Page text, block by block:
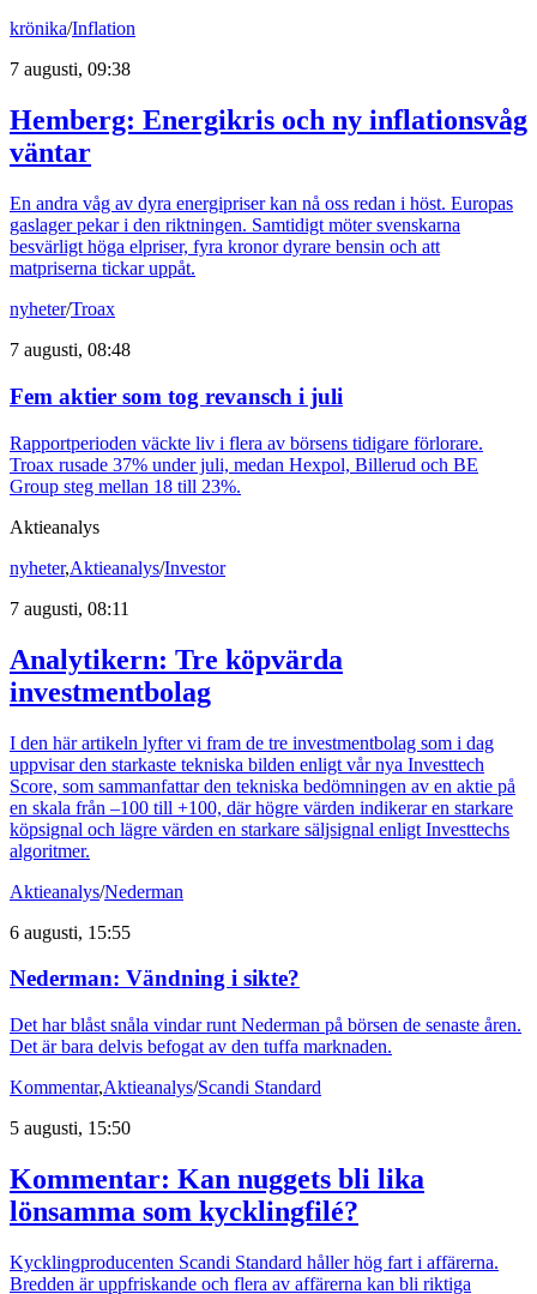
krönika/Inflation
7 augusti, 09:38
Hemberg: Energikris och ny inflationsvåg
väntar
En andra våg av dyra energipriser kan nå oss redan i höst. Europas
gaslager pekar i den riktningen. Samtidigt möter svenskarna
besvärligt höga elpriser, fyra kronor dyrare bensin och att
matpriserna tickar uppåt.
nyheter/Troax
7 augusti, 08:48
Fem aktier som tog revansch i juli
Rapportperioden väckte liv i flera av börsens tidigare förlorare.
Troax rusade 37% under juli, medan Hexpol, Billerud och BE
Group steg mellan 18 till 23%.
Aktieanalys
nyheter,Aktieanalys/Investor
7 augusti, 08:11
Analytikern: Tre köpvärda
investmentbolag
I den här artikeln lyfter vi fram de tre investmentbolag som i dag
uppvisar den starkaste tekniska bilden enligt vår nya Investtech
Score, som sammanfattar den tekniska bedömningen av en aktie på
en skala från –100 till +100, där högre värden indikerar en starkare
köpsignal och lägre värden en starkare säljsignal enligt Investtechs
algoritmer.
Aktieanalys/Nederman
6 augusti, 15:55
Nederman: Vändning i sikte?
Det har blåst snåla vindar runt Nederman på börsen de senaste åren.
Det är bara delvis befogat av den tuffa marknaden.
Kommentar,Aktieanalys/Scandi Standard
5 augusti, 15:50
Kommentar: Kan nuggets bli lika
lönsamma som kycklingfilé?
Kycklingproducenten Scandi Standard håller hög fart i affärerna.
Bredden är uppfriskande och flera av affärerna kan bli riktiga